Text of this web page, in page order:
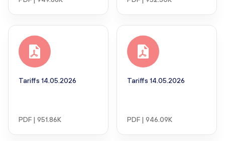
Tariffs 14.05.2026
PDF | 951.86K
Tariffs 14.05.2026
PDF | 946.09K